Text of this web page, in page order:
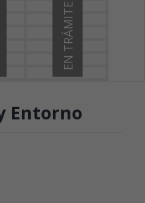
EN TRÁMITE
Entorno